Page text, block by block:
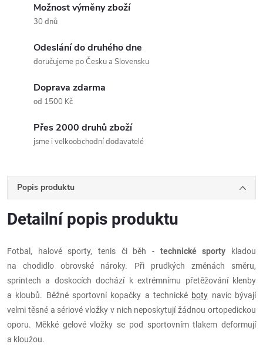
Možnost výměny zboží
30 dnů
Odeslání do druhého dne
doručujeme po Česku a Slovensku
Doprava zdarma
od 1500 Kč
Přes 2000 druhů zboží
jsme i velkoobchodní dodavatelé
Popis produktu
Detailní popis produktu
Fotbal, halové sporty, tenis či běh - technické sporty kladou
na chodidlo obrovské nároky. Při prudkých změnách směru,
sprintech a doskocích dochází k extrémnímu přetěžování klenby
a kloubů. Běžné sportovní kopačky a technické boty navíc bývají
velmi těsné a sériové vložky v nich neposkytují žádnou ortopedickou
oporu. Měkké gelové vložky se pod sportovním tlakem deformují
a kloužou.